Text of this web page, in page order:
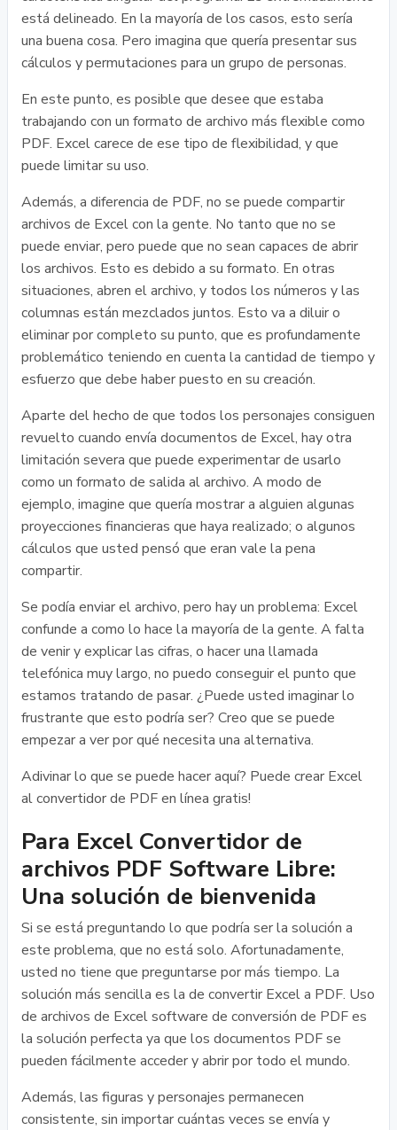
está delineado. En la mayoría de los casos, esto sería
una buena cosa. Pero imagina que quería presentar sus
cálculos y permutaciones para un grupo de personas.
En este punto, es posible que desee que estaba
trabajando con un formato de archivo más flexible como
PDF. Excel carece de ese tipo de flexibilidad, y que
puede limitar su uso.
Además, a diferencia de PDF, no se puede compartir
archivos de Excel con la gente. No tanto que no se
puede enviar, pero puede que no sean capaces de abrir
los archivos. Esto es debido a su formato. En otras
situaciones, abren el archivo, y todos los números y las
columnas están mezclados juntos. Esto va a diluir o
eliminar por completo su punto, que es profundamente
problemático teniendo en cuenta la cantidad de tiempo y
esfuerzo que debe haber puesto en su creación.
Aparte del hecho de que todos los personajes consiguen
revuelto cuando envía documentos de Excel, hay otra
limitación severa que puede experimentar de usarlo
como un formato de salida al archivo. A modo de
ejemplo, imagine que quería mostrar a alguien algunas
proyecciones financieras que haya realizado; o algunos
cálculos que usted pensó que eran vale la pena
compartir.
Se podía enviar el archivo, pero hay un problema: Excel
confunde a como lo hace la mayoría de la gente. A falta
de venir y explicar las cifras, o hacer una llamada
telefónica muy largo, no puedo conseguir el punto que
estamos tratando de pasar. ¿Puede usted imaginar lo
frustrante que esto podría ser? Creo que se puede
empezar a ver por qué necesita una alternativa.
Adivinar lo que se puede hacer aquí? Puede crear Excel
al convertidor de PDF en línea gratis!
Para Excel Convertidor de
archivos PDF Software Libre:
Una solución de bienvenida
Si se está preguntando lo que podría ser la solución a
este problema, que no está solo. Afortunadamente,
usted no tiene que preguntarse por más tiempo. La
solución más sencilla es la de convertir Excel a PDF. Uso
de archivos de Excel software de conversión de PDF es
la solución perfecta ya que los documentos PDF se
pueden fácilmente acceder y abrir por todo el mundo.
Además, las figuras y personajes permanecen
consistente, sin importar cuántas veces se envía y